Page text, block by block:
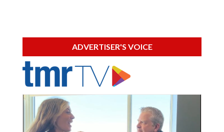
ADVERTISER'S VOICE